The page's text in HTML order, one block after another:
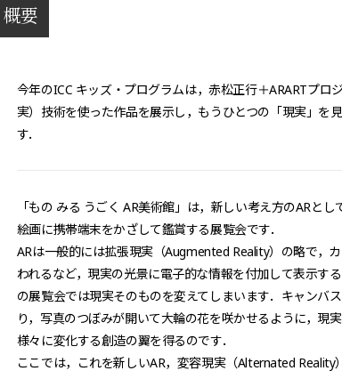
概要
今年のICC キッズ・プログラムは，赤松正行＋ARARTプロ
実）技術を使った作品を展示し，もうひとつの「現実」を
す．
「もの みる うごく AR美術館」は，新しい考え方のARと
絵画に携帯端末をかざして鑑賞する展覧会です．
ARは一般的には拡張現実（Augmented Reality）の略で，
われるなど，現実の光景に電子的な情報を付加して表示す
の展覧会では現実そのものを変えてしまいます．キャンバ
り，写真のつぼみが開いて大輪の花を咲かせるように，現
様々に変化する創造の翼を得るのです．
ここでは，これを新しいAR，変容現実（Alternated Reality